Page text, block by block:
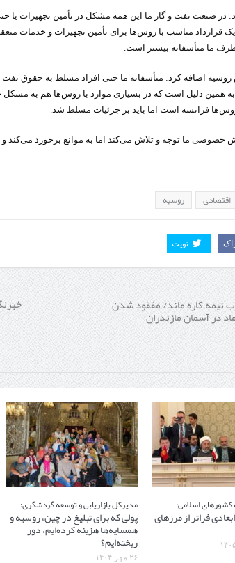
در صنعت نفت و گاز ما این همه مشکل در تأمین تجهیزات یا
قرارداد مناسب با روس‌ها برای تأمین تجهیزات و خدمات
ما متأسفانه بیشتر است.
روسیه اضافه کرد: متأسفانه ما حتی افراد مسلط به حقوق
به همین دلیل است که در بسیاری موارد با روس‌ها هم به
فرانسه است اما باید بر جزئیات مسلط شد.
ما توجه و تلاش می‌کند اما به موانع برخورد می‌‌کند و
اقتصادی روسیه
تویت
نیمه کاره ماند/ مفقود شدن
در آسمان مازندران
کشورهای اسلامی:
فراتر از مرزهای
مدیرکل بازاریابی و توسعه گردشگری:
پولی که برای تبلیغ در چین، روسیه و
همسایه‌ها هزینه کرده‌ایم، دور
ریخته‌ایم؟
۲۶ مهر ۱۴۰۴